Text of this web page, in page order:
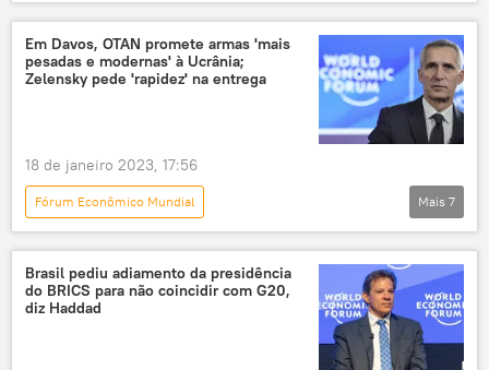
Banco Nacional de Desenvolvimento Econômico e Social
Davos
rádio
podcast
fórum econômico de Davos
Economia
Mundo
Brasil
geopolítica
Em Davos, OTAN promete armas 'mais
pesadas e modernas' à Ucrânia;
Zelensky pede 'rapidez' na entrega
18 de janeiro 2023, 17:56
Fórum Econômico Mundial
Operação militar especial russa
Ucrânia
Davos
Vladimir Zelensky
Jens Stoltenberg
Rússia
Mais 7
Brasil pediu adiamento da presidência
do BRICS para não coincidir com G20,
diz Haddad